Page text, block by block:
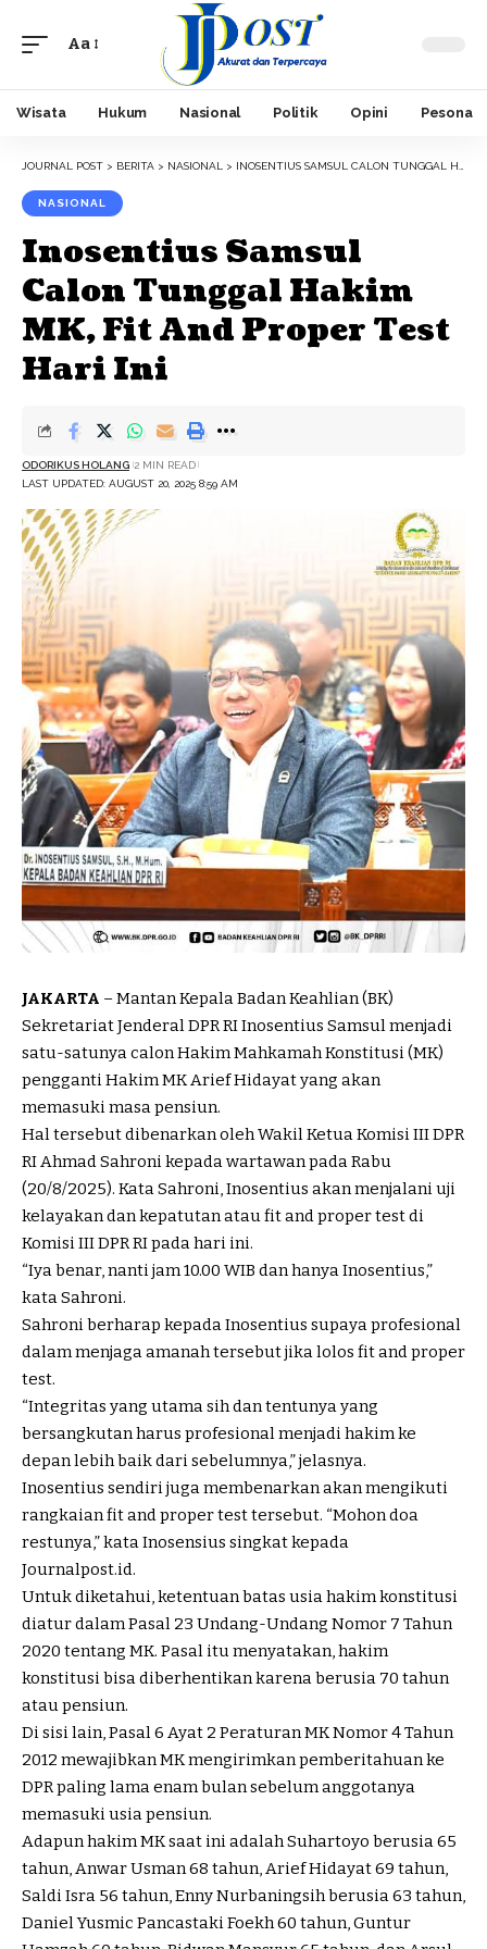
Font
Aa
Wisata Hukum Nasional Politik Opini Pesona
JOURNAL POST > BERITA > NASIONAL > INOSENTIUS SAMSUL CALON TUNGGAL HAKIM MK, FIT AND PROPER TEST HARI INI
NASIONAL
Inosentius Samsul
Calon Tunggal Hakim
MK, Fit And Proper Test
Hari Ini
LAST UPDATED: AUGUST 20, 2025 8:59 AM
ODORIKUS HOLANG 2 MIN READ
JAKARTA – Mantan Kepala Badan Keahlian (BK)
Sekretariat Jenderal DPR RI Inosentius Samsul menjadi
satu-satunya calon Hakim Mahkamah Konstitusi (MK)
pengganti Hakim MK Arief Hidayat yang akan
memasuki masa pensiun.
Hal tersebut dibenarkan oleh Wakil Ketua Komisi III DPR
RI Ahmad Sahroni kepada wartawan pada Rabu
(20/8/2025). Kata Sahroni, Inosentius akan menjalani uji
kelayakan dan kepatutan atau fit and proper test di
Komisi III DPR RI pada hari ini.
“Iya benar, nanti jam 10.00 WIB dan hanya Inosentius,”
kata Sahroni.
Sahroni berharap kepada Inosentius supaya profesional
dalam menjaga amanah tersebut jika lolos fit and proper
test.
“Integritas yang utama sih dan tentunya yang
bersangkutan harus profesional menjadi hakim ke
depan lebih baik dari sebelumnya,” jelasnya.
Inosentius sendiri juga membenarkan akan mengikuti
rangkaian fit and proper test tersebut. “Mohon doa
restunya,” kata Inosensius singkat kepada
Journalpost.id.
Untuk diketahui, ketentuan batas usia hakim konstitusi
diatur dalam Pasal 23 Undang-Undang Nomor 7 Tahun
2020 tentang MK. Pasal itu menyatakan, hakim
konstitusi bisa diberhentikan karena berusia 70 tahun
atau pensiun.
Di sisi lain, Pasal 6 Ayat 2 Peraturan MK Nomor 4 Tahun
2012 mewajibkan MK mengirimkan pemberitahuan ke
DPR paling lama enam bulan sebelum anggotanya
memasuki usia pensiun.
Adapun hakim MK saat ini adalah Suhartoyo berusia 65
tahun, Anwar Usman 68 tahun, Arief Hidayat 69 tahun,
Saldi Isra 56 tahun, Enny Nurbaningsih berusia 63 tahun,
Daniel Yusmic Pancastaki Foekh 60 tahun, Guntur